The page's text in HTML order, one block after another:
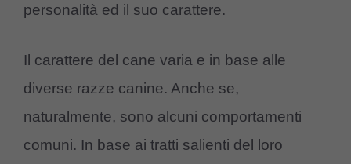
personalità ed il suo carattere.
Il carattere del cane varia e in base alle
diverse razze canine. Anche se,
naturalmente, sono alcuni comportamenti
comuni. In base ai tratti salienti del loro